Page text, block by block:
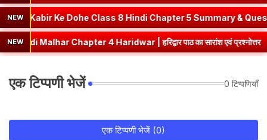
NEWin Sanskrit ➤Kabir Ke Dohe Class 8 Hindi Chapter 5
NEW4 Haridwar | हरिद्वार पाठ का सारांश एवं प्रश्नोत्तर ➤Class 8
एक टिप्पणी भेजें 0 टिप्पणियाँ
एक टिप्पणी भेजें (0)